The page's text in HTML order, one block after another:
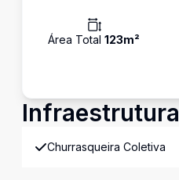
Área Total 123m²
Infraestrutura
Churrasqueira Coletiva